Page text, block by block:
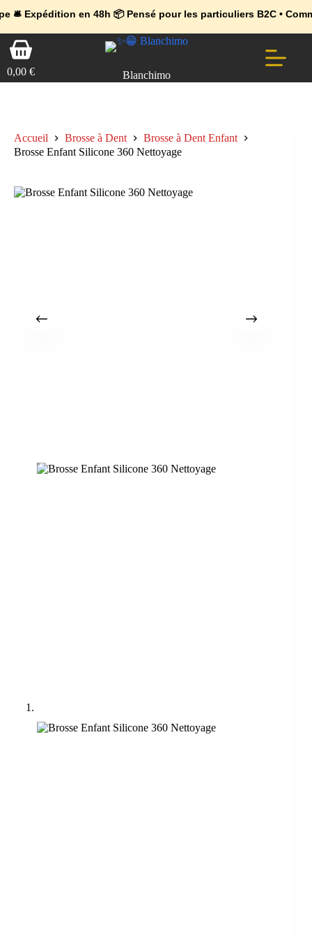
en 48h 📦 Pensé pour les particuliers B2C • Commande
🔥 Déjà adopté par les pros 👉 Passez en Espace Pro B2B 📦
💼 Offres réservées aux professionnels 🚀 Rejoignez l’Espace Pro
PasserPanier
d’achat
0,00 € Blanchimo
Accueil Brosse à Dent
Brosse à Dent Enfant
Brosse Enfant Silicone 360 Nettoyage